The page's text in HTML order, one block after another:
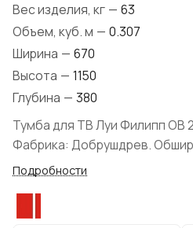
Вес изделия, кг — 63
Объем, куб. м — 0.307
Ширина — 670
Высота — 1150
Глубина — 380
Тумба для ТВ Луи Филипп ОВ
Фабрика: Добрушдрев.
Подробности